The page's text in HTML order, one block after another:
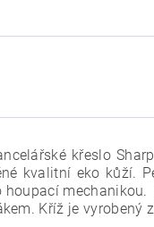
křeslo
kvalitní eko kůží.
houpací
Kříž je vyrobený